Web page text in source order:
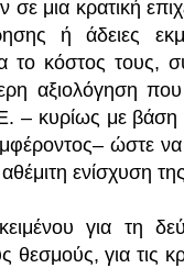
σε μια κρατική
ή άδειες
το κόστος τους,
αξιολόγηση
κυρίως με βάση
ώστε
ενίσχυση
για τη
για τις